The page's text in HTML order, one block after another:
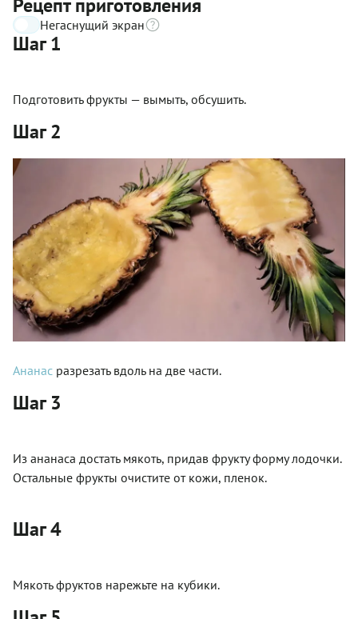
Негаснущий экран
Шаг 1
Подготовить фрукты — вымыть, обсушить.
Шаг 2
Ананас разрезать вдоль на две части.
Шаг 3
Из ананаса достать мякоть, придав фрукту форму лодочки.
Остальные фрукты очистите от кожи, пленок.
Шаг 4
Мякоть фруктов нарежьте на кубики.